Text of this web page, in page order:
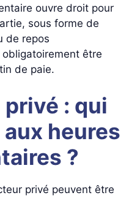
ouvre droit pour
sous forme de
de repos
être
de paie.
: qui
heures
?
privé peuvent être